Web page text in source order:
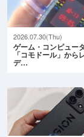
2026.07.30(Thu)
ゲーム・コンピュー
「コモドール」から
デ…